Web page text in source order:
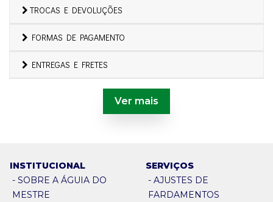
TROCAS E DEVOLUÇÕES
FORMAS DE PAGAMENTO
ENTREGAS E FRETES
Ver mais
INSTITUCIONAL
- SOBRE A ÁGUIA DO
MESTRE
SERVIÇOS
- AJUSTES DE
FARDAMENTOS